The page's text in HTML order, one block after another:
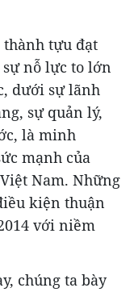
tựu đạt
nỗ lực to lớn
dưới sự lãnh
sự quản lý,
là minh
mạnh của
Nam. Những
kiện thuận
với niềm
chúng ta bày